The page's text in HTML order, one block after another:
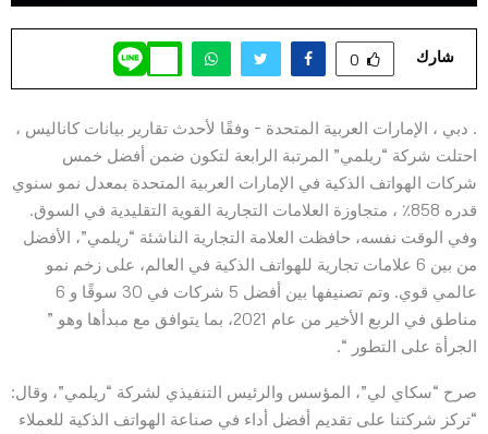
شارك 0
. دبي ، الإمارات العربية المتحدة – وفقًا لأحدث تقارير بيانات كاناليس ،
احتلت شركة “ريلمي” المرتبة الرابعة لتكون ضمن أفضل خمس
شركات الهواتف الذكية في الإمارات العربية المتحدة بمعدل نمو سنوي
قدره 858٪ ، متجاوزة العلامات التجارية القوية التقليدية في السوق.
وفي الوقت نفسه، حافظت العلامة التجارية الناشئة “ريلمي”، الأفضل
من بين 6 علامات تجارية للهواتف الذكية في العالم، على زخم نمو
عالمي قوي. وتم تصنيفها بين أفضل 5 شركات في 30 سوقًا و 6
مناطق في الربع الأخير من عام 2021، بما يتوافق مع مبدأها وهو ”
الجرأة على التطور “.
صرح “سكاي لي”، المؤسس والرئيس التنفيذي لشركة “ريلمي”، وقال:
“تركز شركتنا على تقديم أفضل أداء في صناعة الهواتف الذكية للعملاء